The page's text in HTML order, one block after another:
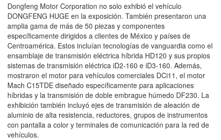
Dongfeng Motor Corporation no solo exhibió el vehículo
DONGFENG HUGE en la exposición. También presentaron una
amplia gama de más de 50 piezas y componentes
específicamente dirigidos a clientes de México y países de
Centroamérica. Estos incluían tecnologías de vanguardia como el
ensamblaje de transmisión eléctrica híbrida HD120 y sus propios
sistemas de transmisión eléctrica iD2-160 e iD3-160. Además,
mostraron el motor para vehículos comerciales DCi11, el motor
Mach C15TDE diseñado específicamente para aplicaciones
híbridas y la transmisión de doble embrague húmedo DF230. La
exhibición también incluyó ejes de transmisión de aleación de
aluminio de alta resistencia, reductores, grupos de instrumentos
con pantalla a color y terminales de comunicación para la red de
vehículos.